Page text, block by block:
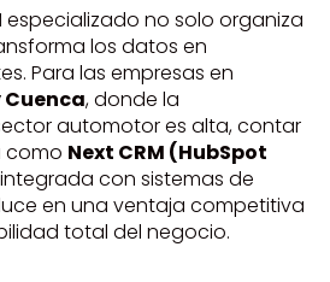
especializado no solo organiza
los datos en
Para las empresas en
, donde la
automotor es alta, contar
como Next CRM (HubSpot
integrada con sistemas de
en una ventaja competitiva
total del negocio.